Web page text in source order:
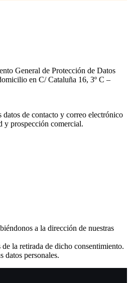
General de Protección de Datos
en C/ Cataluña 16, 3º C –
datos de contacto y correo electrónico
y prospección comercial.
a la dirección de nuestras
la retirada de dicho consentimiento.
datos personales.